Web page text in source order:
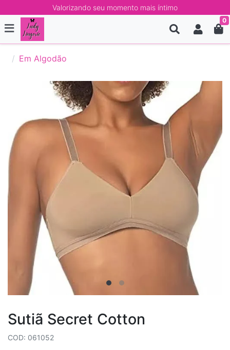
Valorizando seu momento mais íntimo
0
Em Algodão
Sutiã Secret Cotton
COD: 061052